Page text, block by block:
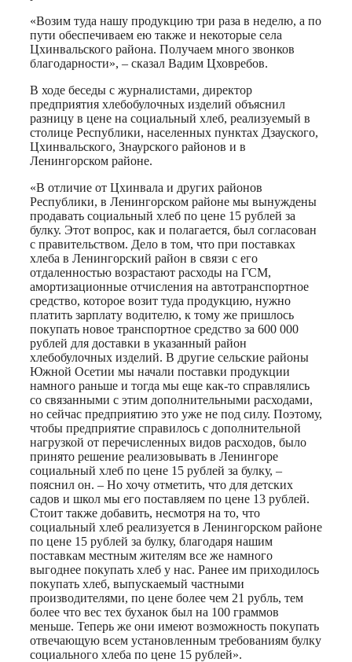
«Возим туда нашу продукцию три раза в неделю, а по
пути обеспечиваем ею также и некоторые села
Цхинвальского района. Получаем много звонков
благодарности», – сказал Вадим Цховребов.
В ходе беседы с журналистами, директор
предприятия хлебобулочных изделий объяснил
разницу в цене на социальный хлеб, реализуемый в
столице Республики, населенных пунктах Дзауского,
Цхинвальского, Знаурского районов и в
Ленингорском районе.
«В отличие от Цхинвала и других районов
Республики, в Ленингорском районе мы вынуждены
продавать социальный хлеб по цене 15 рублей за
булку. Этот вопрос, как и полагается, был согласован
с правительством. Дело в том, что при поставках
хлеба в Ленингорский район в связи с его
отдаленностью возрастают расходы на ГСМ,
амортизационные отчисления на автотранспортное
средство, которое возит туда продукцию, нужно
платить зарплату водителю, к тому же пришлось
покупать новое транспортное средство за 600 000
рублей для доставки в указанный район
хлебобулочных изделий. В другие сельские районы
Южной Осетии мы начали поставки продукции
намного раньше и тогда мы еще как-то справлялись
со связанными с этим дополнительными расходами,
но сейчас предприятию это уже не под силу. Поэтому,
чтобы предприятие справилось с дополнительной
нагрузкой от перечисленных видов расходов, было
принято решение реализовывать в Ленингоре
социальный хлеб по цене 15 рублей за булку, –
пояснил он. – Но хочу отметить, что для детских
садов и школ мы его поставляем по цене 13 рублей.
Стоит также добавить, несмотря на то, что
социальный хлеб реализуется в Ленингорском районе
по цене 15 рублей за булку, благодаря нашим
поставкам местным жителям все же намного
выгоднее покупать хлеб у нас. Ранее им приходилось
покупать хлеб, выпускаемый частными
производителями, по цене более чем 21 рубль, тем
более что вес тех буханок был на 100 граммов
меньше. Теперь же они имеют возможность покупать
отвечающую всем установленным требованиям булку
социального хлеба по цене 15 рублей».